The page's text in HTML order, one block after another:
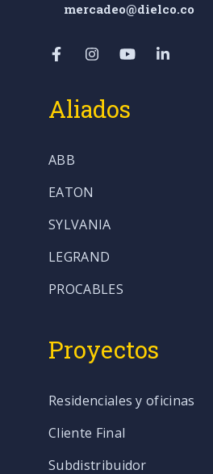
mercadeo@dielco.co
Aliados
ABB
EATON
SYLVANIA
LEGRAND
PROCABLES
Proyectos
Residenciales y oficinas
Cliente Final
Subdistribuidor